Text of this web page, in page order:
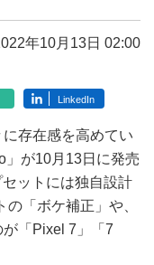
年10月13日 02:00
LinkedIn
存在感を高めてい
」が10月13日に発売
ットには独自設計
「ボケ補正」や、
「Pixel 7」「7